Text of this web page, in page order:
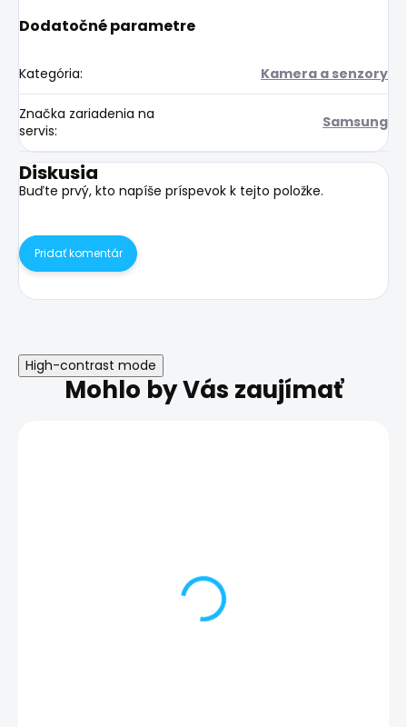
Dodatočné parametre
Kategória: Kamera a senzory
Značka zariadenia na
servis: Samsung
Diskusia
Buďte prvý, kto napíše príspevok k tejto položke.
Pridať komentár
High-contrast mode
Mohlo by Vás zaujímať